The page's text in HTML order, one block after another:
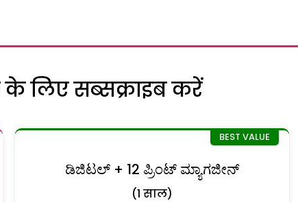
लिए सब्सक्राइब करें
ಡಿಜಿಟಲ್ + 12 ಪ್ರಿಂಟ್ ಮ್ಯಾಗಜೀನ್
(1 साल)